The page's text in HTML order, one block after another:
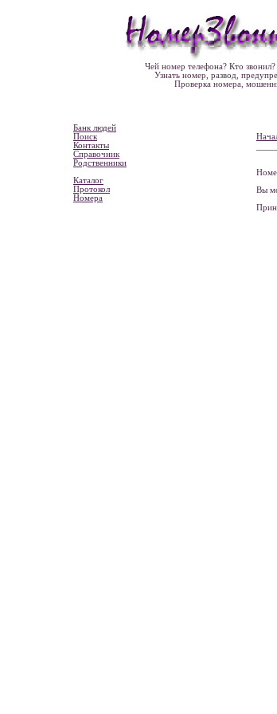
Чей номер телефона? Кто
Узнать номер, развод,
Проверка номера,
Банк людей
Поиск
Контакты
Справочник
Родственники
Каталог
Протокол
Номера
Вы